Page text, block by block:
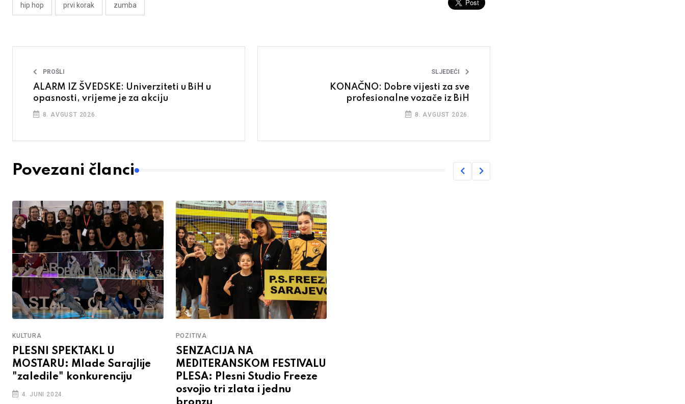
hip hop prvi korak zumba
PROŠLI
ALARM IZ ŠVEDSKE: Univerziteti u BiH u
opasnosti, vrijeme je za akciju
8. AVGUST 2026.
SLJEDEĆI
KONAČNO: Dobre vijesti za sve
profesionalne vozače iz BiH
8. AVGUST 2026.
Povezani članci
KULTURA
PLESNI SPEKTAKL U
MOSTARU: Mlade Sarajlije
"zaledile" konkurenciju
4. JUNI 2024.
POZITIVA
SENZACIJA NA
MEDITERANSKOM FESTIVALU
PLESA: Plesni Studio Freeze
osvojio tri zlata i jednu